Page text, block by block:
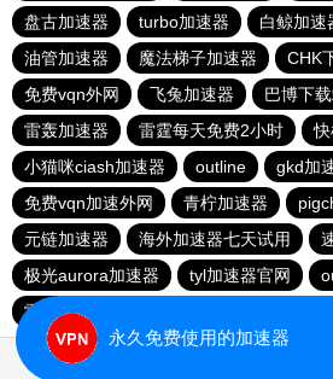
盘古加速器
turbo加速器 白鲸加速
油管加速器
魔法梯子加速器 CHK
免费vqn外网
飞兔加速器 巴博下
雷轰加速器
雷霆每天免费2小时
小猫咪ciash加速器
outline
gkd加
免费vqn加速外网
青柠加速器
元链加速器
海外加速器七天试用
极光aurora加速器
tyl加速器官网
雷霆加速免费永久
永久免费使用的加速器